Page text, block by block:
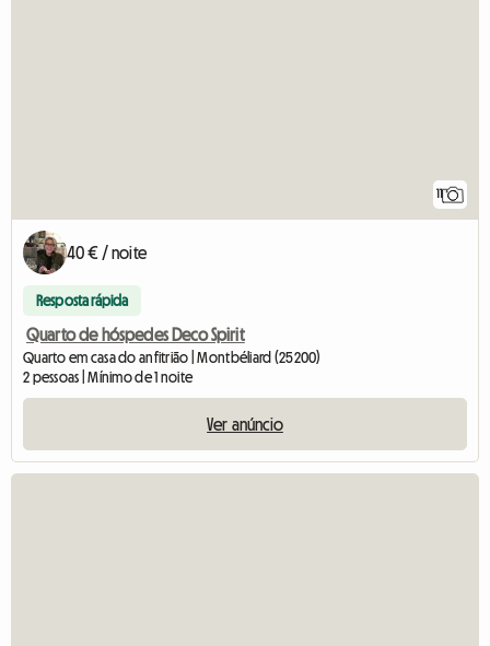
11
40 € / noite
Resposta rápida
Quarto de hóspedes Deco Spirit
Quarto em casa do anfitrião | Montbéliard (25200)
2 pessoas | Mínimo de 1 noite
Ver anúncio